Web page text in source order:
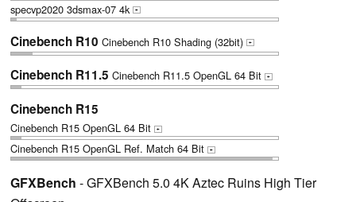
specvp2020 3dsmax-07 4k +
Cinebench R10 Cinebench R10 Shading (32bit) +
Cinebench R11.5 Cinebench R11.5 OpenGL 64 Bit +
Cinebench R15
Cinebench R15 OpenGL 64 Bit +
Cinebench R15 OpenGL Ref. Match 64 Bit +
GFXBench - GFXBench 5.0 4K Aztec Ruins High Tier